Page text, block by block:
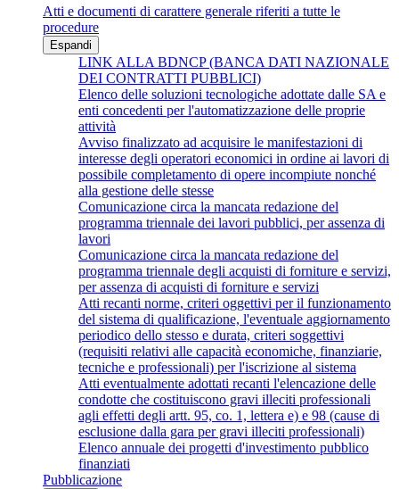
Atti e documenti di carattere generale riferiti a tutte le
procedure
Espandi
LINK ALLA BDNCP (BANCA DATI NAZIONALE
DEI CONTRATTI PUBBLICI)
Elenco delle soluzioni tecnologiche adottate dalle SA e
enti concedenti per l'automatizzazione delle proprie
attività
Avviso finalizzato ad acquisire le manifestazioni di
interesse degli operatori economici in ordine ai lavori di
possibile completamento di opere incompiute nonché
alla gestione delle stesse
Comunicazione circa la mancata redazione del
programma triennale dei lavori pubblici, per assenza di
lavori
Comunicazione circa la mancata redazione del
programma triennale degli acquisti di forniture e servizi,
per assenza di acquisti di forniture e servizi
Atti recanti norme, criteri oggettivi per il funzionamento
del sistema di qualificazione, l'eventuale aggiornamento
periodico dello stesso e durata, criteri soggettivi
(requisiti relativi alle capacità economiche, finanziarie,
tecniche e professionali) per l'iscrizione al sistema
Atti eventualmente adottati recanti l'elencazione delle
condotte che costituiscono gravi illeciti professionali
agli effetti degli artt. 95, co. 1, lettera e) e 98 (cause di
esclusione dalla gara per gravi illeciti professionali)
Elenco annuale dei progetti d'investimento pubblico
finanziati
Pubblicazione